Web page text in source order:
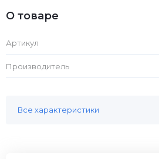
О товаре
Артикул
Производитель
Все характеристики